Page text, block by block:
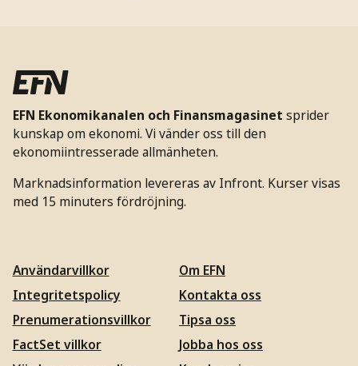
EFN Ekonomikanalen och Finansmagasinet sprider
kunskap om ekonomi. Vi vänder oss till den
ekonomiintresserade allmänheten.
Marknadsinformation levereras av Infront. Kurser visas
med 15 minuters fördröjning.
Användarvillkor
Integritetspolicy
Prenumerationsvillkor
FactSet villkor
Om EFN
Kontakta oss
Tipsa oss
Jobba hos oss